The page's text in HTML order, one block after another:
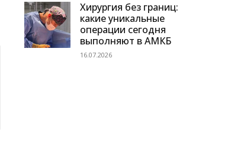
Хирургия без границ:
какие уникальные
операции сегодня
выполняют в АМКБ
16.07.2026